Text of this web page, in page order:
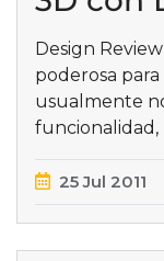
Design
poderosa
usualmente
funcionalidad,
25 Jul 2011